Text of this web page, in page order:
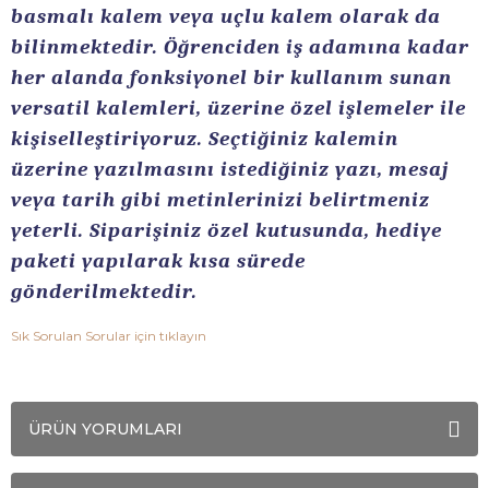
basmalı kalem veya uçlu kalem olarak da
bilinmektedir. Öğrenciden iş adamına kadar
her alanda fonksiyonel bir kullanım sunan
versatil kalemleri, üzerine özel işlemeler ile
kişiselleştiriyoruz. Seçtiğiniz kalemin
üzerine yazılmasını istediğiniz yazı, mesaj
veya tarih gibi metinlerinizi belirtmeniz
yeterli. Siparişiniz özel kutusunda, hediye
paketi yapılarak kısa sürede
gönderilmektedir.
Sık Sorulan Sorular için tıklayın
ÜRÜN YORUMLARI